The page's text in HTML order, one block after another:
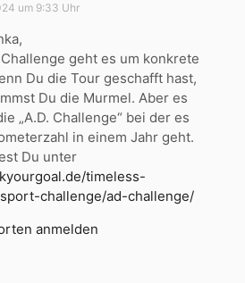
t
:
um 9:33 Uhr
geht es um konkrete
Du die Tour geschafft hast,
Du die Murmel. Aber es
„A.D. Challenge“ bei der es
in einem Jahr geht.
Du unter
timeless-
challenge/ad-challenge/
anmelden